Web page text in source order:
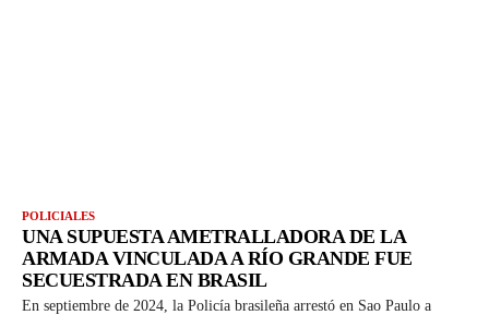
POLICIALES
UNA SUPUESTA AMETRALLADORA DE LA
ARMADA VINCULADA A RÍO GRANDE FUE
SECUESTRADA EN BRASIL
En septiembre de 2024, la Policía brasileña arrestó en Sao Paulo a